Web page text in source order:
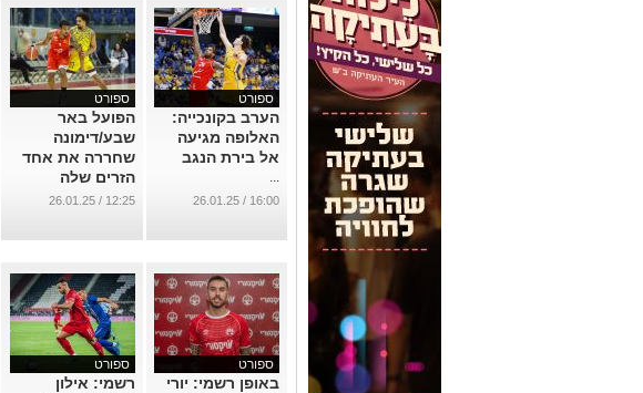
ספורט
הערב בקונכייה:
האלופה מגיעה
אל בירת הנגב
...
16:00 / 26.01.25
ספורט
הפועל באר
שבע/דימונה
שחררה את אחד
הזרים שלה
...
12:25 / 26.01.25
ספורט
באופן רשמי: יורי
ספורט
רשמי: אילון